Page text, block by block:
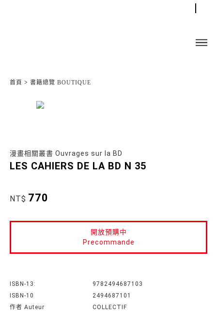
首頁 > 書籍總覽 BOUTIQUE
漫畫相關叢書 Ouvrages sur la BD
LES CAHIERS DE LA BD N 35
NT$ 770
開放預購中
Precommande
ISBN-13:
9782494687103
ISBN-10
2494687101
作者 Auteur
COLLECTIF